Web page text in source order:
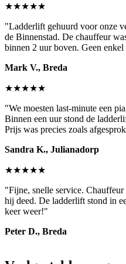
★★★★★
"Ladderlift gehuurd voor onze
de Binnenstad. De chauffeur
binnen 2 uur boven. Geen
Mark V., Breda
★★★★★
"We moesten last-minute een
Binnen een uur stond de
Prijs was precies zoals
Sandra K., Julianadorp
★★★★★
"Fijne, snelle service.
hij deed. De ladderlift stond in
keer weer!"
Peter D., Breda